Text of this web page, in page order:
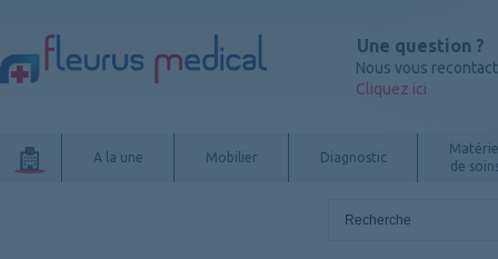
Une question ?
Nous vous
Cliquez ici
A la une Mobilier Diagnostic
de